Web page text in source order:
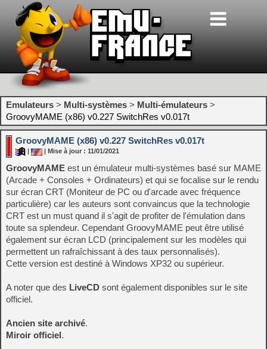
Emulateurs > Multi-systèmes > Multi-émulateurs >
GroovyMAME (x86) v0.227 SwitchRes v0.017t
GroovyMAME (x86) v0.227 SwitchRes v0.017t
| Mise à jour : 11/01/2021
GroovyMAME est un émulateur multi-systèmes basé sur MAME
(Arcade + Consoles + Ordinateurs) et qui se focalise sur le rendu
sur écran CRT (Moniteur de PC ou d'arcade avec fréquence
particulière) car les auteurs sont convaincus que la technologie
CRT est un must quand il s'agit de profiter de l'émulation dans
toute sa splendeur. Cependant GroovyMAME peut être utilisé
également sur écran LCD (principalement sur les modèles qui
permettent un rafraîchissant à des taux personnalisés).
Cette version est destiné à Windows XP32 ou supérieur.
A noter que des LiveCD sont également disponibles sur le site
officiel.
Ancien site archivé.
Miroir officiel.